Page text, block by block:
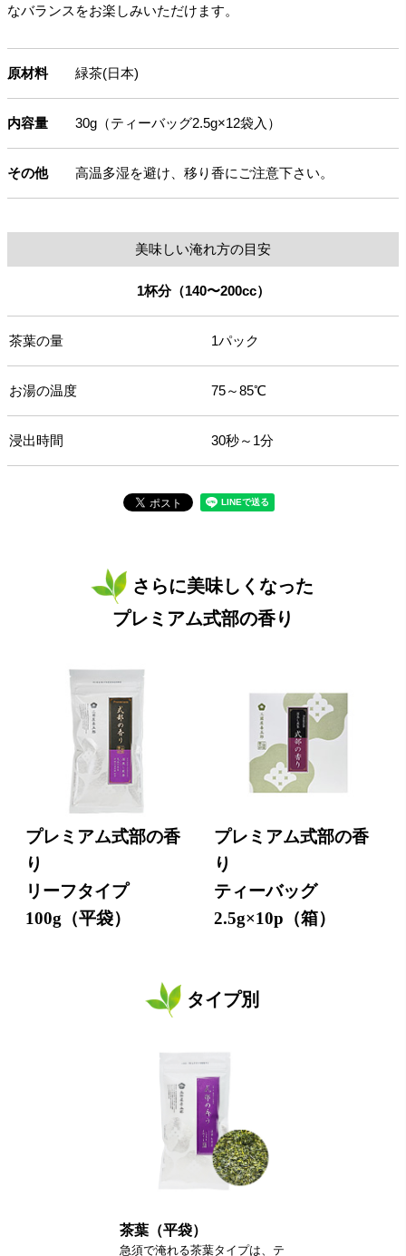
なバランスをお楽しみいただけます。
原材料 緑茶(日本)
内容量 30g（ティーバッグ2.5g×12袋入）
その他 高温多湿を避け、移り香にご注意下さい。
美味しい淹れ方の目安
1杯分（140〜200cc）
茶葉の量 1パック
お湯の温度 75～85℃
浸出時間 30秒～1分
さらに美味しくなった
プレミアム式部の香り
プレミアム式部の香
り
リーフタイプ
100g（平袋）
プレミアム式部の香
り
ティーバッグ
2.5g×10p（箱）
タイプ別
茶葉（平袋）
急須で淹れる茶葉タイプは、テ